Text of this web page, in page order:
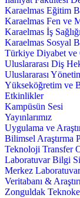
Karaelmas Eğitim
Karaelmas Fen ve
Karaelmas İş
Karaelmas Sosyal
Türkiye Diyabet ve
Uluslararası Diş
Uluslararası
Yükseköğretim ve
Etkinlikler
Kampüsün Sesi
Yayınlarımız
Uygulama ve
Bilimsel Araştırma
Teknoloji Transfer
Laboratuvar Bilgi
Merkez
Veritabanı &
Zonguldak